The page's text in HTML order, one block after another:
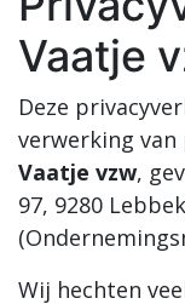
Vaatje
Deze
verwerking van
Vaatje vzw,
97, 9280
Wij hechten